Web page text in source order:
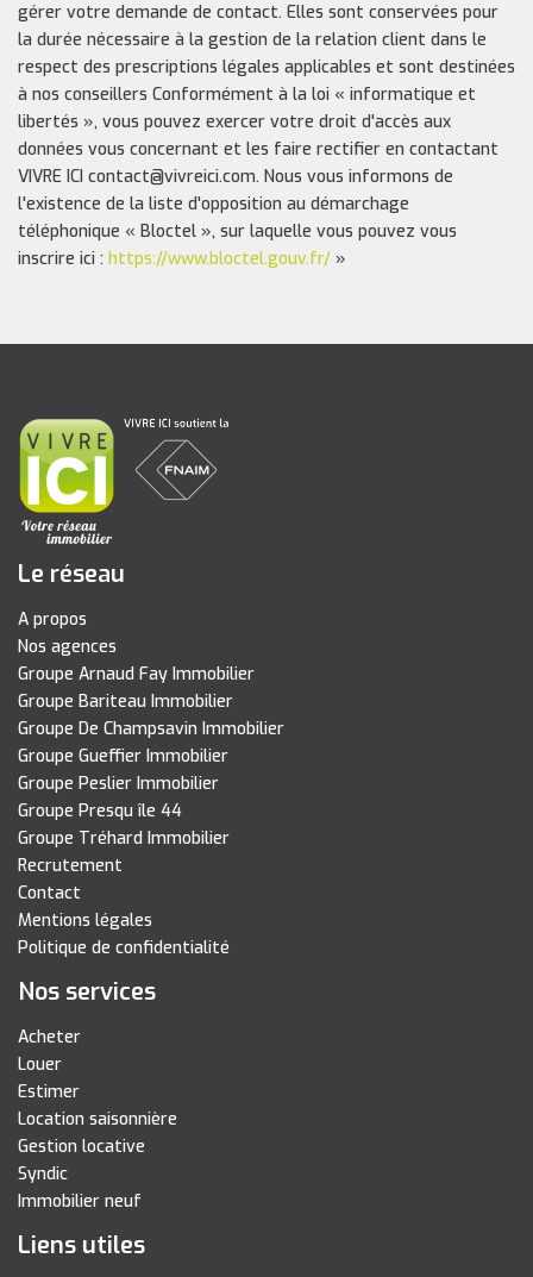
gérer votre demande de contact. Elles sont conservées pour
la durée nécessaire à la gestion de la relation client dans le
respect des prescriptions légales applicables et sont destinées
à nos conseillers Conformément à la loi « informatique et
libertés », vous pouvez exercer votre droit d'accès aux
données vous concernant et les faire rectifier en contactant
VIVRE ICI contact@vivreici.com. Nous vous informons de
l'existence de la liste d'opposition au démarchage
téléphonique « Bloctel », sur laquelle vous pouvez vous
inscrire ici : https://www.bloctel.gouv.fr/ »
Le réseau
A propos
Nos agences
Groupe Arnaud Fay Immobilier
Groupe Bariteau Immobilier
Groupe De Champsavin Immobilier
Groupe Gueffier Immobilier
Groupe Peslier Immobilier
Groupe Presqu île 44
Groupe Tréhard Immobilier
Recrutement
Contact
Mentions légales
Politique de confidentialité
Nos services
Acheter
Louer
Estimer
Location saisonnière
Gestion locative
Syndic
Immobilier neuf
Liens utiles